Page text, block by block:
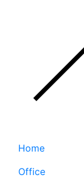
Home
Office